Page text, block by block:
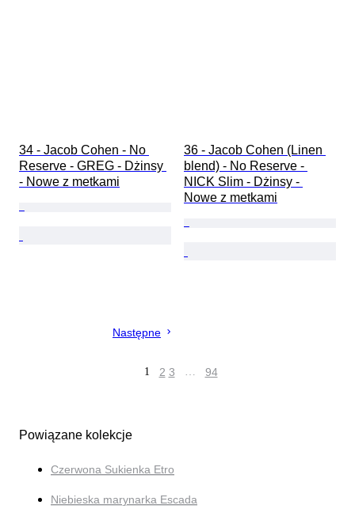
34 - Jacob Cohen - No
Reserve - GREG - Dżinsy
- Nowe z metkami
36 - Jacob Cohen (Linen
blend) - No Reserve -
NICK Slim - Dżinsy -
Nowe z metkami
Następne
1 2 3 … 94
Powiązane kolekcje
Czerwona Sukienka Etro
Niebieska marynarka Escada